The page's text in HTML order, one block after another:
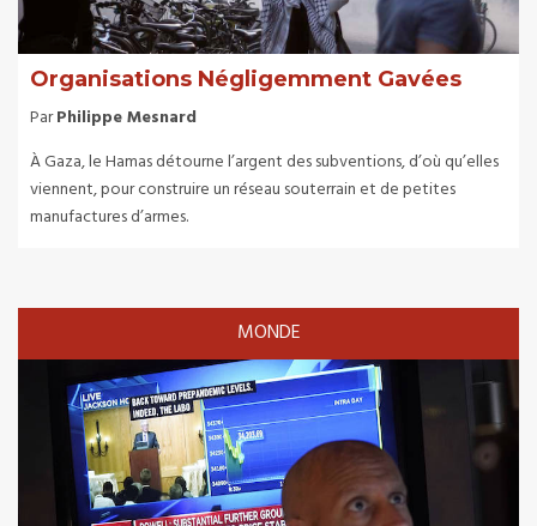
Organisations Négligemment Gavées
ParPhilippe Mesnard
À Gaza, le Hamas détourne l’argent des subventions, d’où qu’elles
viennent, pour construire un réseau souterrain et de petites
manufactures d’armes.
MONDE